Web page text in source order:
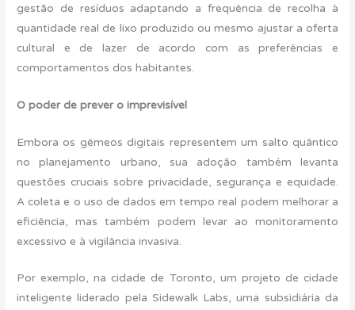
gestão de resíduos adaptando a frequência de recolha à
quantidade real de lixo produzido ou mesmo ajustar a oferta
cultural e de lazer de acordo com as preferências e
comportamentos dos habitantes.
O poder de prever o imprevisível
Embora os gêmeos digitais representem um salto quântico
no planejamento urbano, sua adoção também levanta
questões cruciais sobre privacidade, segurança e equidade.
A coleta e o uso de dados em tempo real podem melhorar a
eficiência, mas também podem levar ao monitoramento
excessivo e à vigilância invasiva.
Por exemplo, na cidade de Toronto, um projeto de cidade
inteligente liderado pela Sidewalk Labs, uma subsidiária da